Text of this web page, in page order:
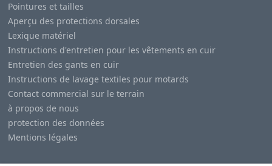
Pointures et tailles
Aperçu des protections dorsales
Lexique matériel
Instructions d'entretien pour les vêtements en cuir
Entretien des gants en cuir
Instructions de lavage textiles pour motards
Contact commercial sur le terrain
à propos de nous
protection des données
Mentions légales